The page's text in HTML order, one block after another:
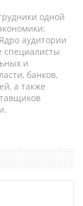
одной
аудитории
специалисты
и
банков,
а также